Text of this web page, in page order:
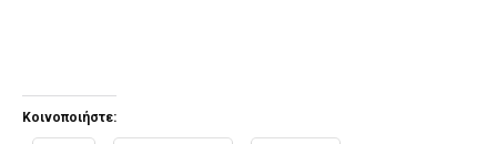
Κοινοποιήστε: